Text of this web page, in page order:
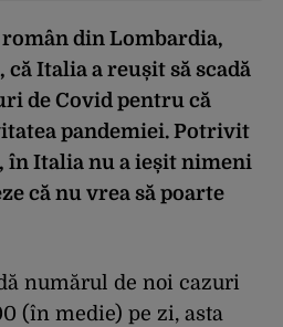
din Lombardia,
Italia a reușit să scadă
de Covid pentru că
pandemiei. Potrivit
în Italia nu a ieșit nimeni
că nu vrea să poarte
numărul de noi cazuri
(în medie) pe zi, asta